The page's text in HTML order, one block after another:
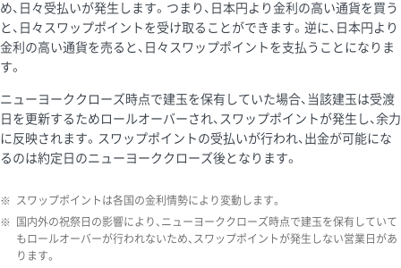
め、日々受払いが発生します。つまり、日本円より金利の高い通貨を買う
と、日々スワップポイントを受け取ることができます。逆に、日本円より
金利の高い通貨を売ると、日々スワップポイントを支払うことになりま
す。
ニューヨーククローズ時点で建玉を保有していた場合、当該建玉は受渡
日を更新するためロールオーバーされ、スワップポイントが発生し、余力
に反映されます。スワップポイントの受払いが行われ、出金が可能にな
るのは約定日のニューヨーククローズ後となります。
※ スワップポイントは各国の金利情勢により変動します。
※
国内外の祝祭日の影響により、ニューヨーククローズ時点で建玉を保有していて
もロールオーバーが行われないため、スワップポイントが発生しない営業日があ
ります。